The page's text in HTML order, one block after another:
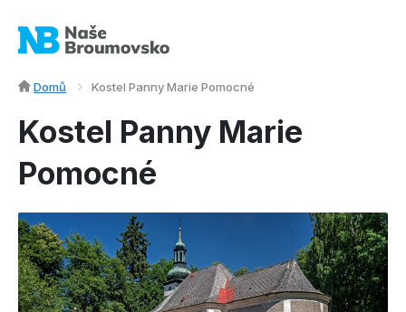
Domů Kostel Panny Marie Pomocné
Kostel Panny Marie
Pomocné